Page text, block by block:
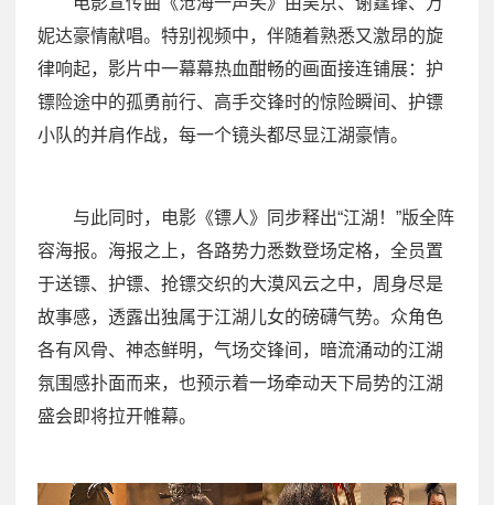
妮达豪情献唱。特别视频中，伴随着熟悉又激昂的旋
律响起，影片中一幕幕热血酣畅的画面接连铺展：护
镖险途中的孤勇前行、高手交锋时的惊险瞬间、护镖
小队的并肩作战，每一个镜头都尽显江湖豪情。
与此同时，电影《镖人》同步释出“江湖！”版全阵
容海报。海报之上，各路势力悉数登场定格，全员置
于送镖、护镖、抢镖交织的大漠风云之中，周身尽是
故事感，透露出独属于江湖儿女的磅礴气势。众角色
各有风骨、神态鲜明，气场交锋间，暗流涌动的江湖
氛围感扑面而来，也预示着一场牵动天下局势的江湖
盛会即将拉开帷幕。